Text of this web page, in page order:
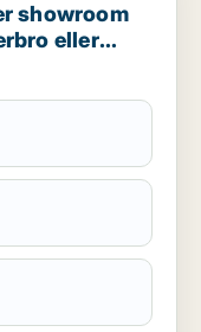
showroom
eller